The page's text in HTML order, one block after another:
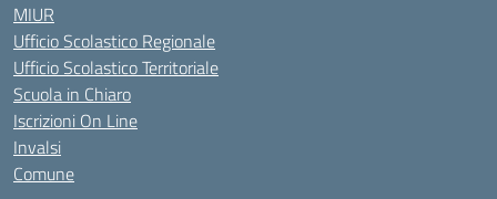
MIUR
Ufficio Scolastico Regionale
Ufficio Scolastico Territoriale
Scuola in Chiaro
Iscrizioni On Line
Invalsi
Comune